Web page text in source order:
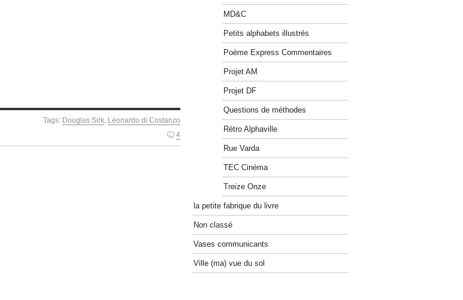
Tags: Douglas Sirk, Léonardo di Costanzo
4
MD&C
Petits alphabets illustrés
Poème Express Commentaires
Projet AM
Projet DF
Questions de méthodes
Rétro Alphaville
Rue Varda
TEC Cinéma
Treize Onze
la petite fabrique du livre
Non classé
Vases communicants
Ville (ma) vue du sol